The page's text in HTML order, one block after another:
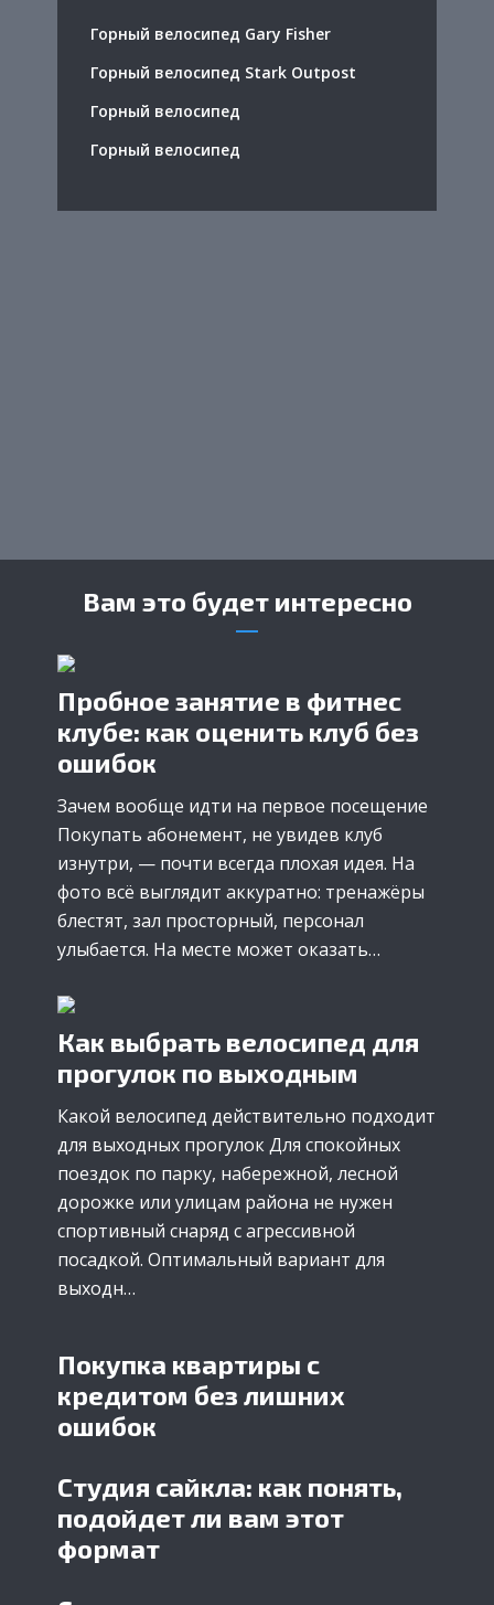
Горный велосипед Gary Fisher
Горный велосипед Stark Outpost
Горный велосипед
Горный велосипед
Вам это будет интересно
Пробное занятие в фитнес
клубе: как оценить клуб без
ошибок
Зачем вообще идти на первое посещение
Покупать абонемент, не увидев клуб
изнутри, — почти всегда плохая идея. На
фото всё выглядит аккуратно: тренажёры
блестят, зал просторный, персонал
улыбается. На месте может оказать…
Как выбрать велосипед для
прогулок по выходным
Какой велосипед действительно подходит
для выходных прогулок Для спокойных
поездок по парку, набережной, лесной
дорожке или улицам района не нужен
спортивный снаряд с агрессивной
посадкой. Оптимальный вариант для
выходн…
Покупка квартиры с
кредитом без лишних
ошибок
Студия сайкла: как понять,
подойдет ли вам этот
формат